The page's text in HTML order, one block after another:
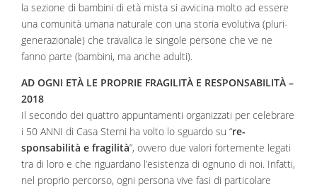
la sezione di bambini di età mista si avvicina molto ad essere
una comunità umana naturale con una storia evolutiva (pluri-
generazionale) che travalica le singole persone che ve ne
fanno parte (bambini, ma anche adulti).
AD OGNI ETÀ LE PROPRIE FRAGILITÀ E RESPONSABILITÀ –
2018
Il secondo dei quattro appuntamenti organizzati per celebrare
i 50 ANNI di Casa Sterni ha volto lo sguardo su “re­
sponsabilità e fragilità”, ovvero due valori fortemente legati
tra di loro e che riguardano l’esistenza di ognuno di noi. Infatti,
nel proprio percorso, ogni persona vive fasi di particolare